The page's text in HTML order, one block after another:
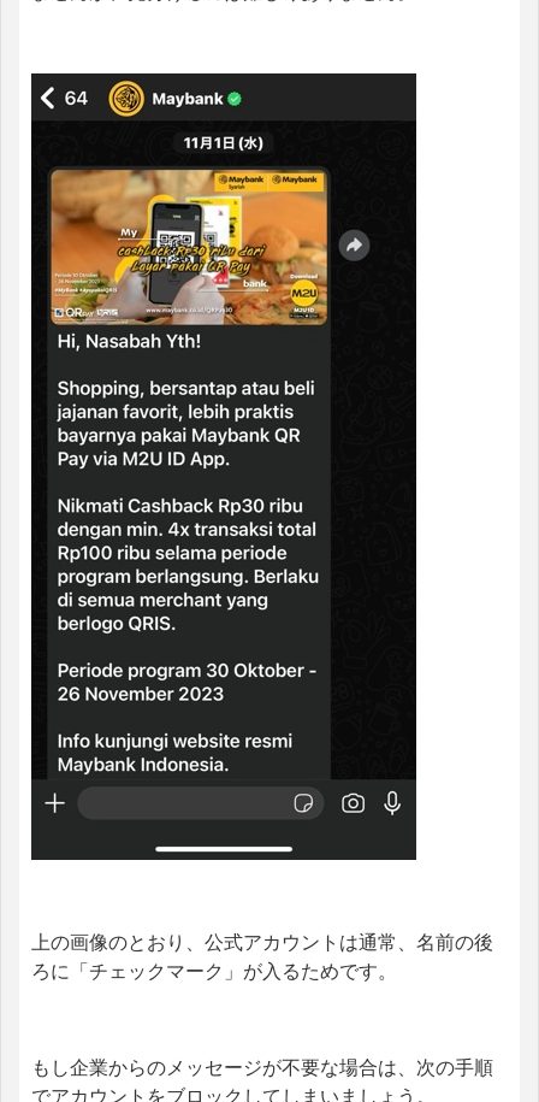
上の画像のとおり、公式アカウントは通常、名前の後
ろに「チェックマーク」が入るためです。
もし企業からのメッセージが不要な場合は、次の手順
でアカウントをブロックしてしまいましょう。